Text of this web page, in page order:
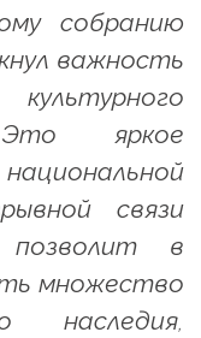
собранию
важность
яркое
связи
позволит в
множество
наследия,